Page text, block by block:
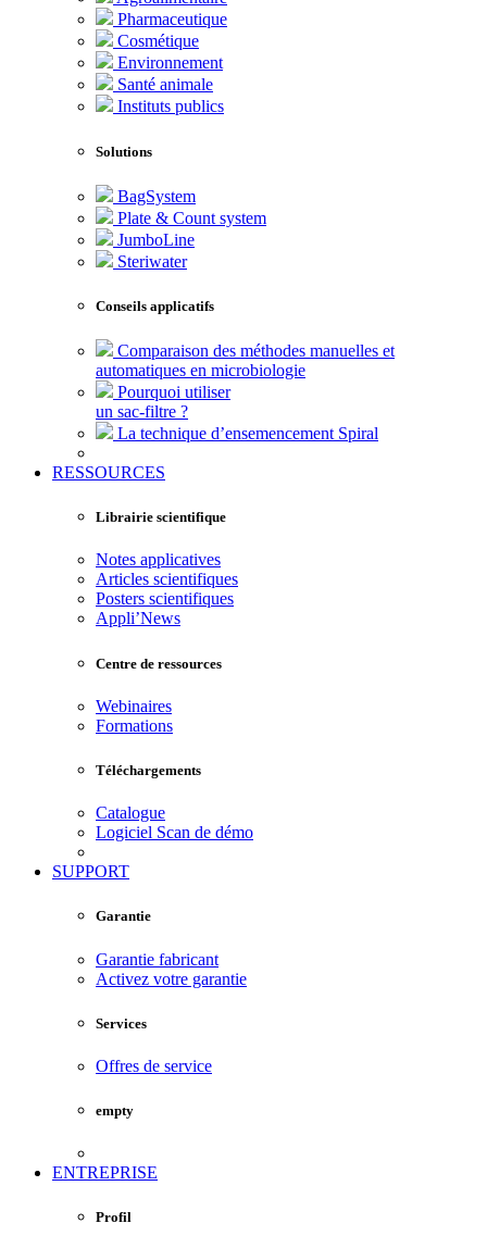
Pharmaceutique
Cosmétique
Environnement
Santé animale
Instituts publics
Solutions
BagSystem
Plate & Count system
JumboLine
Steriwater
Conseils applicatifs
Comparaison des méthodes manuelles et
automatiques en microbiologie
Pourquoi utiliser
un sac-filtre ?
La technique d’ensemencement Spiral
RESSOURCES
Librairie scientifique
Notes applicatives
Articles scientifiques
Posters scientifiques
Appli’News
Centre de ressources
Webinaires
Formations
Téléchargements
Catalogue
Logiciel Scan de démo
SUPPORT
Garantie
Garantie fabricant
Activez votre garantie
Services
Offres de service
empty
ENTREPRISE
Profil